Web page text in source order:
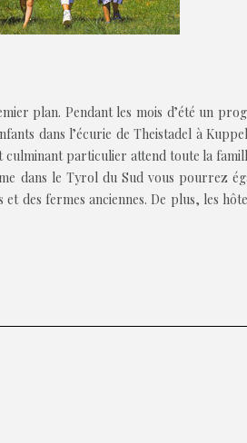
plan. Pendant les mois d’été un
dans l’écurie de Theistadel à
particulier attend toute la
dans le Tyrol du Sud vous pourrez
des fermes anciennes. De plus, les